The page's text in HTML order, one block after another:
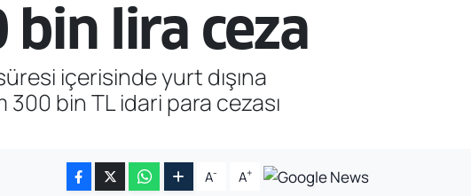
bin lira ceza
içerisinde yurt dışına
300 bin TL idari para cezası
A- A+